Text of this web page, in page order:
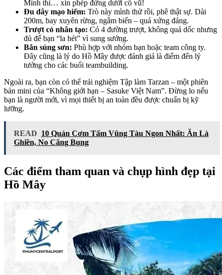
Mình thì… xin phép đứng dưới cổ vũ!
Đu dây mạo hiểm: Trò này mình thử rồi, phê thật sự. Dài
200m, bay xuyên rừng, ngắm biển – quá xứng đáng.
Trượt cỏ nhân tạo: Có 4 đường trượt, không quá dốc nhưng
đủ để bạn “la hét” vì sung sướng.
Bắn súng sơn: Phù hợp với nhóm bạn hoặc team công ty.
Đây cũng là lý do Hồ Mây được đánh giá là điểm đến lý
tưởng cho các buổi teambuilding.
Ngoài ra, bạn còn có thể trải nghiệm Tập làm Tarzan – một phiên
bản mini của “Không giới hạn – Sasuke Việt Nam”. Đừng lo nếu
bạn là người mới, vì mọi thiết bị an toàn đều được chuẩn bị kỹ
lưỡng.
READ 10 Quán Cơm Tấm Vũng Tàu Ngon Nhất: Ăn Là
Ghiền, No Căng Bụng
Các điểm tham quan và chụp hình đẹp tại
Hồ Mây